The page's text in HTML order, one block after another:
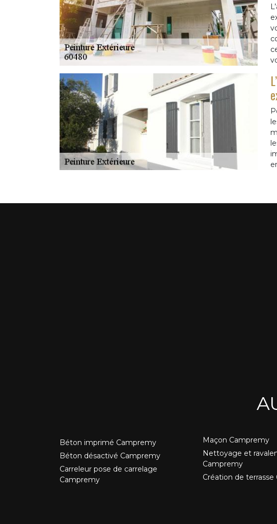
Béton imprimé Campremy
Béton désactivé Campremy
Carreleur pose de carrelage
Campremy
Maçon Campremy
Nettoyage et
Campremy
Création de